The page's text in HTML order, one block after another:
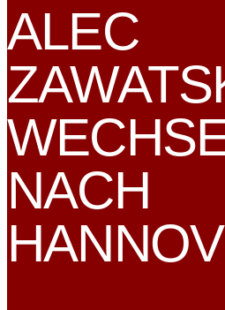
ALEC
NACH